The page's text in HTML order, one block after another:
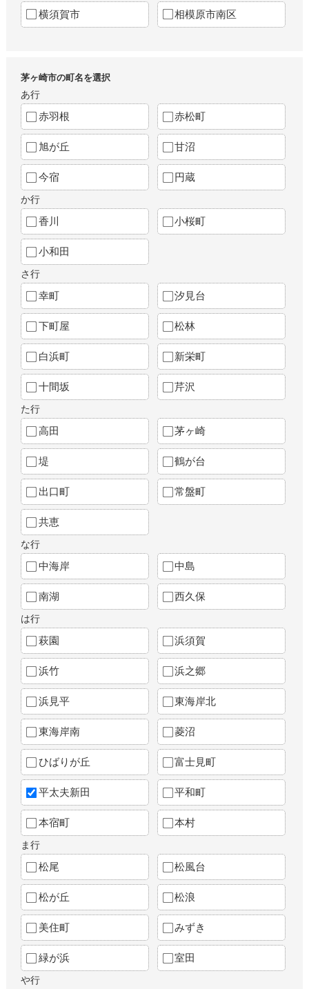
横須賀市 相模原市南区
茅ヶ崎市の町名を選択
あ行
赤羽根 赤松町
旭が丘 甘沼
今宿 円蔵
か行
香川 小桜町
小和田
さ行
幸町 汐見台
下町屋 松林
白浜町 新栄町
十間坂 芹沢
た行
高田 茅ヶ崎
堤 鶴が台
出口町 常盤町
共恵
な行
中海岸 中島
南湖 西久保
は行
萩園 浜須賀
浜竹 浜之郷
浜見平 東海岸北
東海岸南 菱沼
ひばりが丘 富士見町
平太夫新田 平和町
本宿町 本村
ま行
松尾 松風台
松が丘 松浪
美住町 みずき
緑が浜 室田
や行